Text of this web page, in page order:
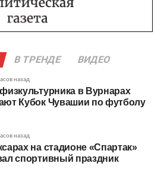
В ТРЕНДЕ ВИДЕО
назад
в Вурнарах
Кубок Чувашии по футболу
назад
на стадионе «Спартак»
спортивный праздник